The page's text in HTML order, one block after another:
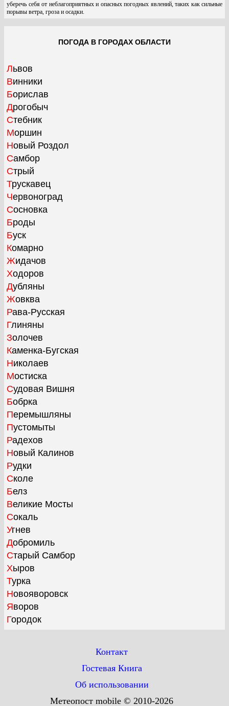
уберечь себя от неблагоприятных и опасных погодных явлений, таких как сильные
порывы ветра, гроза и осадки.
ПОГОДА В ГОРОДАХ ОБЛАСТИ
Львов
Винники
Борислав
Дрогобыч
Стебник
Моршин
Новый Роздол
Самбор
Стрый
Трускавец
Червоноград
Сосновка
Броды
Буск
Комарно
Жидачов
Ходоров
Дубляны
Жовква
Рава-Русская
Глиняны
Золочев
Каменка-Бугская
Николаев
Мостиска
Судовая Вишня
Бобрка
Перемышляны
Пустомыты
Радехов
Новый Калинов
Рудки
Сколе
Белз
Великие Мосты
Сокаль
Угнев
Добромиль
Старый Самбор
Хыров
Турка
Новояворовск
Яворов
Городок
Контакт
Гостевая Книга
Об использовании
Метеопост mobile © 2010-2026